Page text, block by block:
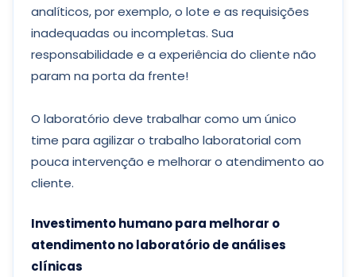
analíticos, por exemplo, o lote e as requisições
inadequadas ou incompletas. Sua
responsabilidade e a experiência do cliente não
param na porta da frente!
O laboratório deve trabalhar como um único
time para agilizar o trabalho laboratorial com
pouca intervenção e melhorar o atendimento ao
cliente.
Investimento humano para melhorar o
atendimento no laboratório de análises
clínicas